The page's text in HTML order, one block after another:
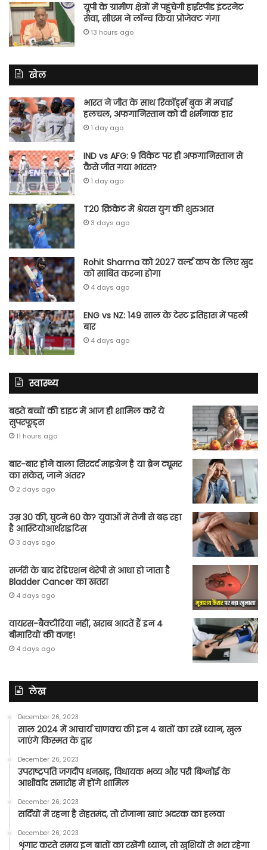
यूपी के ग्रामीण क्षेत्रों में पहुंचेगी हाईस्पीड इंटरनेट
सेवा, सीएम ने लॉन्च किया प्रोजेक्ट गंगा
13 hours ago
खेल
भारत ने जीत के साथ रिकॉर्ड्स बुक में मचाई
हलचल, अफगानिस्तान को दी शर्मनाक हार
1 day ago
IND vs AFG: 9 विकेट पर ही अफगानिस्तान से
कैसे जीत गया भारत?
1 day ago
T20 क्रिकेट में श्रेयस युग की शुरुआत
3 days ago
Rohit Sharma को 2027 वर्ल्‍ड कप के लिए खुद
को साबित करना होगा
4 days ago
ENG vs NZ: 149 साल के टेस्‍ट इतिहास में पहली
बार
4 days ago
स्वास्थ्य
बढ़ते बच्चों की डाइट में आज ही शामिल करें ये
सुपरफूड्स
11 hours ago
बार-बार होने वाला सिरदर्द माइग्रेन है या ब्रेन ट्यूमर
का संकेत, जाने अंतर?
2 days ago
उम्र 30 की, घुटने 60 के? युवाओं में तेजी से बढ़ रहा
है आस्टियोआर्थराइटिस
3 days ago
सर्जरी के बाद रेडिएशन थेरेपी से आधा हो जाता है
Bladder Cancer का खतरा
4 days ago
वायरस-बैक्टीरिया नहीं, खराब आदतें हैं इन 4
बीमारियों की वजह!
4 days ago
लेख
December 26, 2023
साल 2024 में आचार्य चाणक्य की इन 4 बातों का रखें ध्यान, खुल
जाएंगे किस्मत के द्वार
December 26, 2023
उपराष्ट्रपति जगदीप धनखड़, विधायक भव्य और परी बिश्नोई के
आशीर्वाद समारोह में होंगे शामिल
December 26, 2023
सर्दियों में रहना है सेहतमंद, तो रोजाना खाएं अदरक का हलवा
December 26, 2023
शृंगार करते समय इन बातों का रखेंगी ध्यान, तो खुशियों से भरा रहेगा